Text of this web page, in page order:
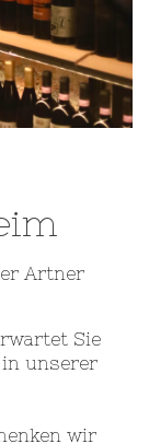
Artner
Sie
in unserer
wir